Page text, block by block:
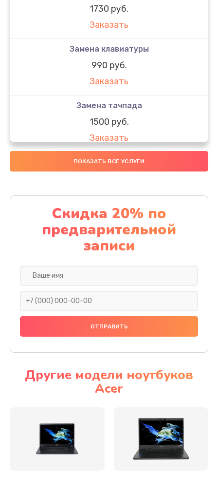
1730 руб.
Заказать
Замена клавиатуры
990 руб.
Заказать
Замена тачпада
1500 руб.
Заказать
Замена южного моста
Заказать
Чистка от пыли
1060 руб.
Заказать
Ремонт подсветки
Настройка BIOS
Замена видеочипа
ПОКАЗАТЬ ВСЕ УСЛУГИ
Скидка 20% по
предварительной
записи
Другие модели ноутбуков
Acer